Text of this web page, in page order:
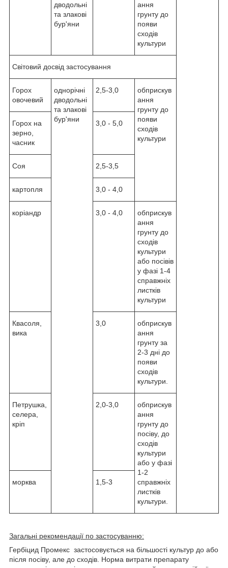
дводольні
та злакові
бур'яни
ання
грунту до
появи
сходів
культури
Світовий досвід застосування
Горох
овочевий
однорічні
дводольні
та злакові
бур'яни
2,5-3,0
обприскув
ання
грунту до
появи
сходів
культури
Горох на
зерно,
часник
3,0 - 5,0
Соя 2,5-3,5
картопля 3,0 - 4,0
коріандр 3,0 - 4,0
обприскув
ання
грунту до
сходів
культури
або посівів
у фазі 1-4
справжніх
листків
культури
Квасоля,
вика
3,0
обприскув
ання
грунту за
2-3 дні до
появи
сходів
культури.
Петрушка,
селера,
кріп
2,0-3,0
обприскув
ання
грунту до
посіву, до
сходів
культури
або у фазі
1-2
справжніх
листків
культури.
морква 1,5-3
Загальні рекомендації по застосуванню:
Гербіцид Промекс застосовується на більшості культур до або
після посіву, але до сходів. Норма витрати препарату